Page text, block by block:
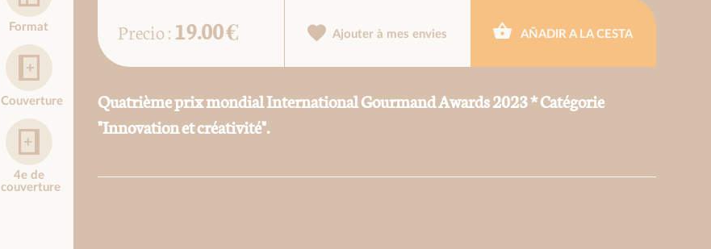
Format
Couverture
4e de
couverture
Precio : 19.00 € Ajouter à mes envies AÑADIR A LA CESTA
Quatrième prix mondial International Gourmand Awards 2023 * Catégorie
"Innovation et créativité".